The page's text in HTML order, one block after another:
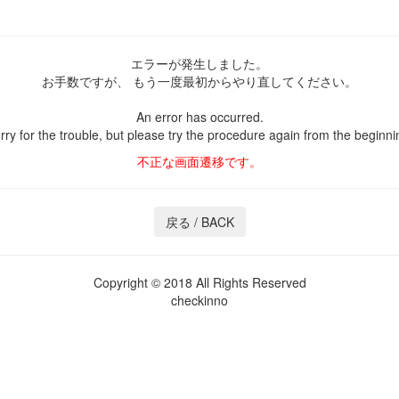
エラーが発生しました。
お手数ですが、
もう一度最初からやり直してください。
An error has occurred.
for the trouble, but please try the procedure again from the
不正な画面遷移です。
Copyright © 2018 All Rights Reserved
checkinno